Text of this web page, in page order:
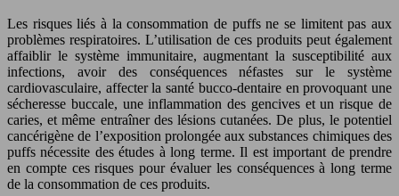
Les risques liés à la consommation de puffs ne se limitent pas aux
problèmes respiratoires. L’utilisation de ces produits peut également
affaiblir le système immunitaire, augmentant la susceptibilité aux
infections, avoir des conséquences néfastes sur le système
cardiovasculaire, affecter la santé bucco-dentaire en provoquant une
sécheresse buccale, une inflammation des gencives et un risque de
caries, et même entraîner des lésions cutanées. De plus, le potentiel
cancérigène de l’exposition prolongée aux substances chimiques des
puffs nécessite des études à long terme. Il est important de prendre
en compte ces risques pour évaluer les conséquences à long terme
de la consommation de ces produits.